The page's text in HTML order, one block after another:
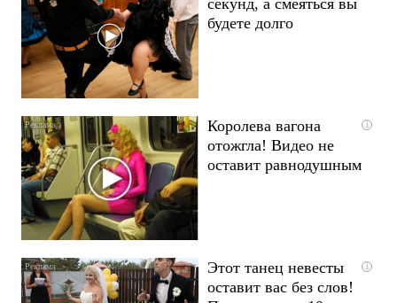
будете долго
i
Королева вагона
отожгла! Видео не
оставит равнодушным
i
Этот танец невесты
оставит вас без слов!